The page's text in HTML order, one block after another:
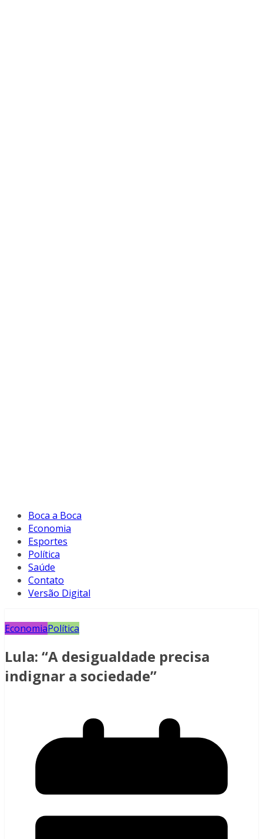
Boca a Boca
Economia
Esportes
Política
Saúde
Contato
Versão Digital
EconomiaPolítica
Lula: “A desigualdade precisa
indignar a sociedade”